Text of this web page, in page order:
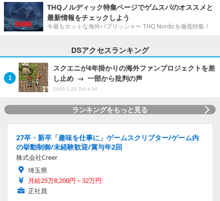
THQノルディック特集ページでゲムスパのオススメと
最新情報をチェックしよう
今最もホットな海外パブリッシャー THQ Nordicを徹底特集！
DSアクセスランキング
スクエニが4年掛かりの海外ファンプロジェクトを差
し止め → 一部から批判の声
2009.5.23 Sat 4:06
ランキングをもっと見る
27卒・新卒「趣味を仕事に」ゲームスクリプター/ゲーム内
の挙動制御/未経験歓迎/賞与年2回
株式会社Creer
埼玉県
月給25万8,200円～32万円
正社員